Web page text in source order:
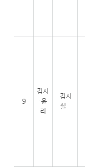
9
감사
·윤
리
감사
실